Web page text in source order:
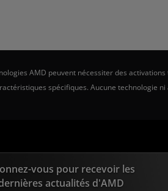
AMD peuvent nécessiter des
spécifiques. Aucune technologie
vous pour recevoir les
actualités d'AMD